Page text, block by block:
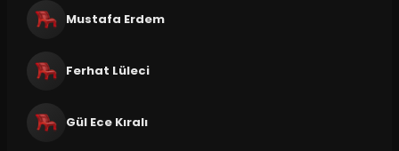
Mustafa Erdem
Ferhat Lüleci
Gül Ece Kıralı